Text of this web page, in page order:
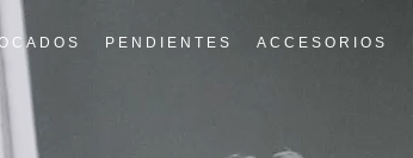
PENDIENTES ACCESORIOS